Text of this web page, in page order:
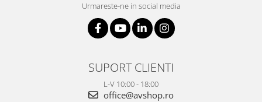
Urmareste-ne in social media
SUPORT CLIENTI
L-V 10:00 - 18:00
office@avshop.ro